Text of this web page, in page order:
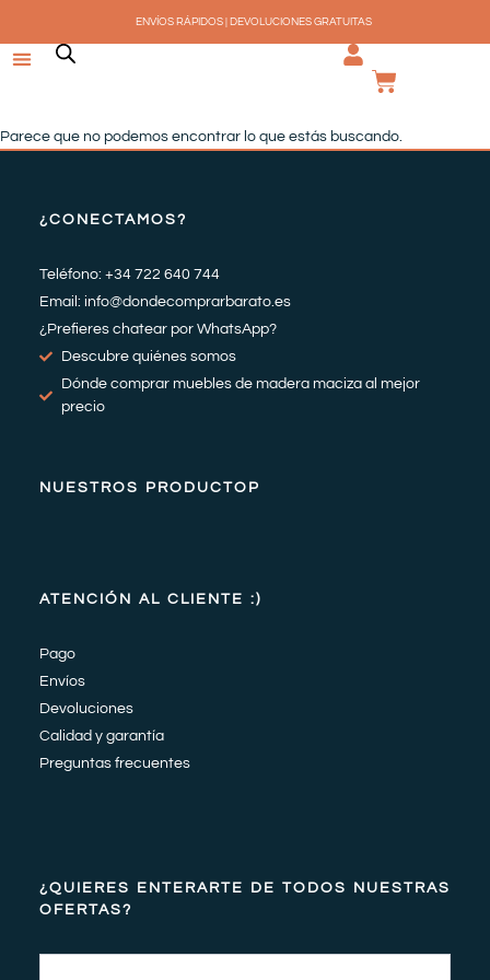
contenido
ENVÍOS RÁPIDOS | DEVOLUCIONES GRATUITAS
Parece que no podemos encontrar lo que estás buscando.
¿CONECTAMOS?
Teléfono: +34 722 640 744
Email: info@dondecomprarbarato.es
¿Prefieres chatear por WhatsApp?
Descubre quiénes somos
Dónde comprar muebles de madera maciza al mejor
precio
NUESTROS PRODUCTOP
ATENCIÓN AL CLIENTE :)
Pago
Envíos
Devoluciones
Calidad y garantía
Preguntas frecuentes
¿QUIERES ENTERARTE DE TODOS NUESTRAS
OFERTAS?